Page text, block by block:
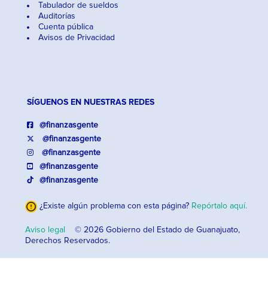
Tabulador de sueldos
Auditorías
Cuenta pública
Avisos de Privacidad
SÍGUENOS EN NUESTRAS REDES
@finanzasgente
@finanzasgente
@finanzasgente
@finanzasgente
@finanzasgente
¿Existe algún problema con esta página? Repórtalo aquí.
Aviso legal
© 2026 Gobierno del Estado de Guanajuato,
Derechos Reservados.